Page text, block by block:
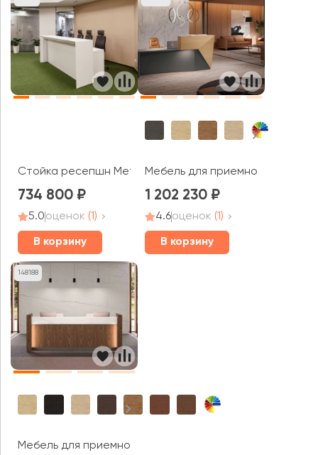
Стойка ресепшн Meta Extra Long
734 800
5.0оценок (1)
В корзину
Мебель для приемной Niu
1 202 230
4.6оценок (1)
В корзину
148188
Мебель для приемной Freeport